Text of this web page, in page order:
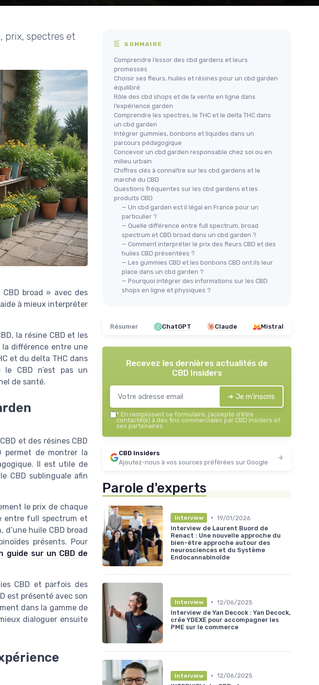
prix, spectres et
broad » avec des
à mieux interpréter
la résine CBD et les
la différence entre une
et du delta THC dans
le CBD n’est pas un
de santé.
et des résines CBD
permet de montrer la
Il est utile de
CBD sublinguale afin
le prix de chaque
entre full spectrum et
huile CBD broad
présents. Pour
guide sur un CBD de
CBD et parfois des
est présenté avec son
dans la gamme de
dialoguer ensuite
SOMMAIRE
Comprendre l’essor des cbd gardens et leurs
promesses
Choisir ses fleurs, huiles et résines pour un cbd garden
équilibré
Rôle des cbd shops et de la vente en ligne dans
l’expérience garden
Comprendre les spectres, le THC et le delta THC dans
un cbd garden
Intégrer gummies, bonbons et liquides dans un
parcours pédagogique
Concevoir un cbd garden responsable chez soi ou en
milieu urbain
Chiffres clés à connaître sur les cbd gardens et le
marché du CBD
Questions fréquentes sur les cbd gardens et les
produits CBD
— Un cbd garden est il légal en France pour un
particulier ?
— Quelle différence entre full spectrum, broad
spectrum et CBD broad dans un cbd garden ?
— Comment interpréter le prix des fleurs CBD et des
huiles CBD présentées ?
— Les gummies CBD et les bonbons CBD ont ils leur
place dans un cbd garden ?
— Pourquoi intégrer des informations sur les CBD
shops en ligne et physiques ?
Résumer ChatGPT Claude Mistral
Recevez les dernières actualités de
CBD Insiders
➔ Je m'inscris
* En remplissant ce formulaire, j’accepte d’être
contacté(e) à des fins commerciales par CBD Insiders et
ses partenaires.
CBD Insiders
Ajoutez-nous à vos sources préférées sur Google
Parole d'experts
Interview • 19/01/2026
Interview de Laurent Buord de
Renact : Une nouvelle approche du
bien-être approche autour des
neurosciences et du Système
Endocannabinoïde
Interview • 12/06/2025
Interview de Yan Decock : Yan Decock,
crée YDEXE pour accompagner les
PME sur le commerce
Interview • 12/06/2025